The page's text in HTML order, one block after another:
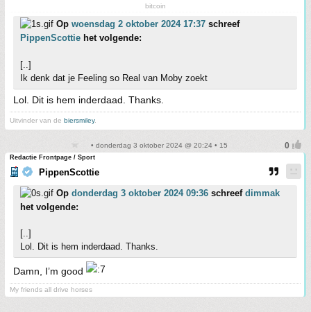
bitcoin
Op woensdag 2 oktober 2024 17:37 schreef
PippenScottie het volgende:
[..]
Ik denk dat je Feeling so Real van Moby zoekt
Lol. Dit is hem inderdaad. Thanks.
Uitvinder van de biersmiley.
• donderdag 3 oktober 2024 @ 20:24 • 15
Redactie Frontpage / Sport
PippenScottie
Op donderdag 3 oktober 2024 09:36 schreef dimmak
het volgende:
[..]
Lol. Dit is hem inderdaad. Thanks.
Damn, I’m good
My friends all drive horses